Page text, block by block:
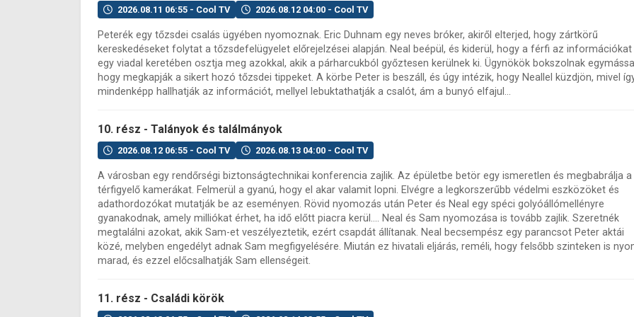
2026.08.11 06:55 - Cool TV 2026.08.12 04:00 - Cool TV
Peterék egy tőzsdei csalás ügyében nyomoznak. Eric Duhnam egy neves bróker, akiről elterjed, hogy zártkörű
kereskedéseket folytat a tőzsdefelügyelet előrejelzései alapján. Neal beépül, és kiderül, hogy a férfi az információkat
egy viadal keretében osztja meg azokkal, akik a párharcukból győztesen kerülnek ki. Ügynökök bokszolnak
hogy megkapják a sikert hozó tőzsdei tippeket. A körbe Peter is beszáll, és úgy intézik, hogy Neallel küzdjön, mivel
mindenképp hallhatják az információt, mellyel lebuktathatják a csalót, ám a bunyó elfajul...
10. rész - Talányok és találmányok
2026.08.12 06:55 - Cool TV 2026.08.13 04:00 - Cool TV
A városban egy rendőrségi biztonságtechnikai konferencia zajlik. Az épületbe betör egy ismeretlen és megbabrálja a
térfigyelő kamerákat. Felmerül a gyanú, hogy el akar valamit lopni. Elvégre a legkorszerűbb védelmi eszközöket és
adathordozókat mutatják be az eseményen. Rövid nyomozás után Peter és Neal egy spéci golyóállómellényre
gyanakodnak, amely milliókat érhet, ha idő előtt piacra kerül.... Neal és Sam nyomozása is tovább zajlik. Szeretnék
megtalálni azokat, akik Sam-et veszélyeztetik, ezért csapdát állítanak. Neal becsempész egy parancsot Peter aktái
közé, melyben engedélyt adnak Sam megfigyelésére. Miután ez hivatali eljárás, reméli, hogy felsőbb szinteken is
marad, és ezzel előcsalhatják Sam ellenségeit.
11. rész - Családi körök